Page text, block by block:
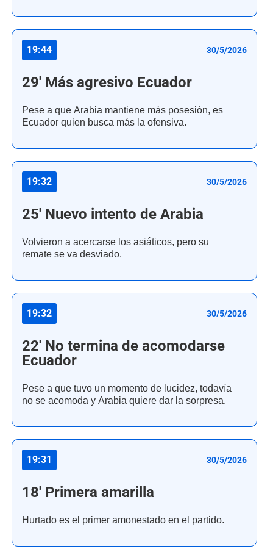
19:44 30/5/2026
29' Más agresivo Ecuador
Pese a que Arabia mantiene más posesión, es
Ecuador quien busca más la ofensiva.
19:32 30/5/2026
25' Nuevo intento de Arabia
Volvieron a acercarse los asiáticos, pero su
remate se va desviado.
19:32 30/5/2026
22' No termina de acomodarse
Ecuador
Pese a que tuvo un momento de lucidez, todavía
no se acomoda y Arabia quiere dar la sorpresa.
19:31 30/5/2026
18' Primera amarilla
Hurtado es el primer amonestado en el partido.